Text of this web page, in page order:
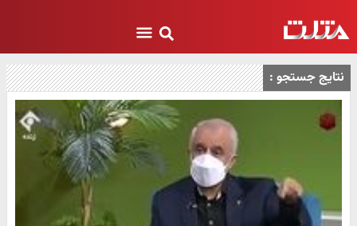
نتایج جستجو :